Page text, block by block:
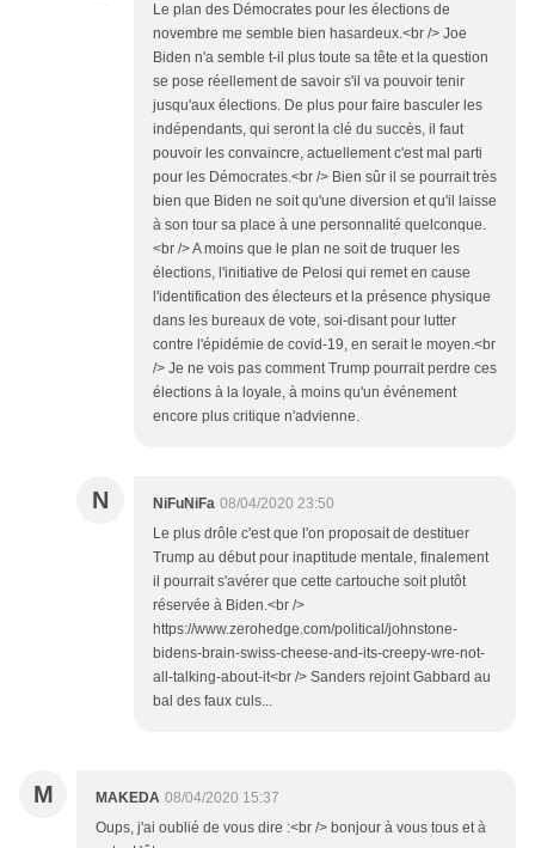
Le plan des Démocrates pour les élections de
novembre me semble bien hasardeux.<br /> Joe
Biden n'a semble t-il plus toute sa tête et la question
se pose réellement de savoir s'il va pouvoir tenir
jusqu'aux élections. De plus pour faire basculer les
indépendants, qui seront la clé du succès, il faut
pouvoir les convaincre, actuellement c'est mal parti
pour les Démocrates.<br /> Bien sûr il se pourrait très
bien que Biden ne soit qu'une diversion et qu'il laisse
à son tour sa place à une personnalité quelconque.
<br /> A moins que le plan ne soit de truquer les
élections, l'initiative de Pelosi qui remet en cause
l'identification des électeurs et la présence physique
dans les bureaux de vote, soi-disant pour lutter
contre l'épidémie de covid-19, en serait le moyen.<br
/> Je ne vois pas comment Trump pourrait perdre ces
élections à la loyale, à moins qu'un événement
encore plus critique n'advienne.
N NiFuNiFa 08/04/2020 23:50
Le plus drôle c'est que l'on proposait de destituer
Trump au début pour inaptitude mentale, finalement
il pourrait s'avérer que cette cartouche soit plutôt
réservée à Biden.<br />
https://www.zerohedge.com/political/johnstone-
bidens-brain-swiss-cheese-and-its-creepy-wre-not-
all-talking-about-it<br /> Sanders rejoint Gabbard au
bal des faux culs...
M MAKEDA 08/04/2020 15:37
Oups, j'ai oublié de vous dire :<br /> bonjour à vous tous et à